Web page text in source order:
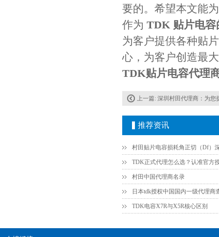
要的。希望本文能
作为 TDK 贴片电容
为客户提供各种贴
心，为客户创造最
TDK贴片电容代理
上一篇: 深圳村田代理商：为您
推荐资讯
村田中国代理商名录
日本tdk授权中国国内一级代理商
TDK电容X7R与X5R核心区别